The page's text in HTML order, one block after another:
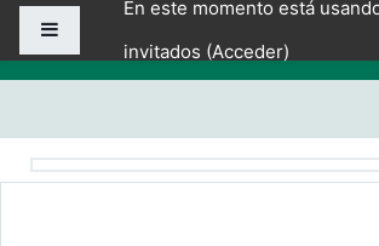
Salta al contenido principal
En este momento está
invitados (Acceder)